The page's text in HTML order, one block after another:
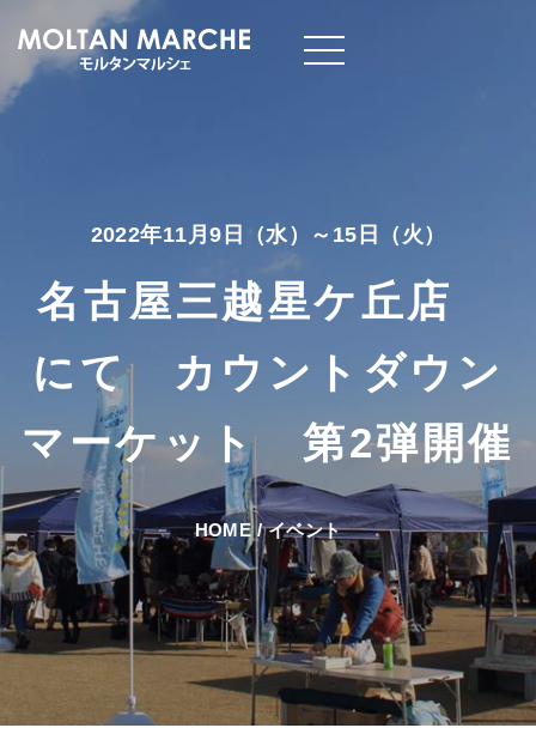
2022年11月9日（水）～15日（火）
名古屋三越星ケ丘店
にて カウントダウン
マーケット 第2弾開催
HOME /イベント